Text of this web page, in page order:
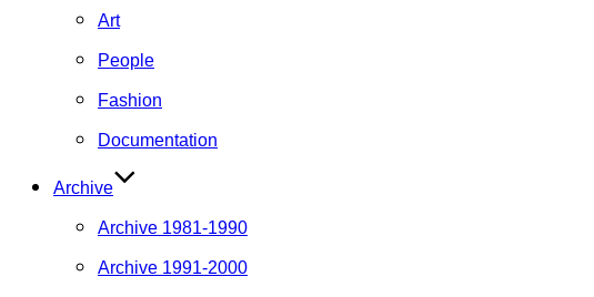
Art
People
Fashion
Documentation
Archive
Archive 1981-1990
Archive 1991-2000